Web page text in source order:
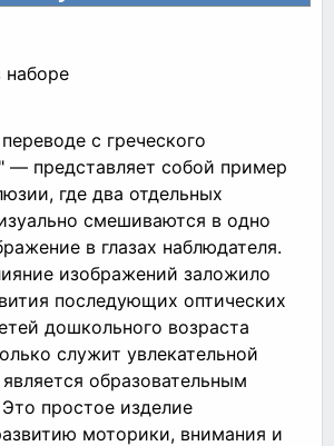
наборе
с греческого
— представляет собой пример
где два отдельных
смешиваются в одно
в глазах наблюдателя.
изображений заложило
последующих оптических
дошкольного возраста
служит увлекательной
образовательным
простое изделие
моторики, внимания и